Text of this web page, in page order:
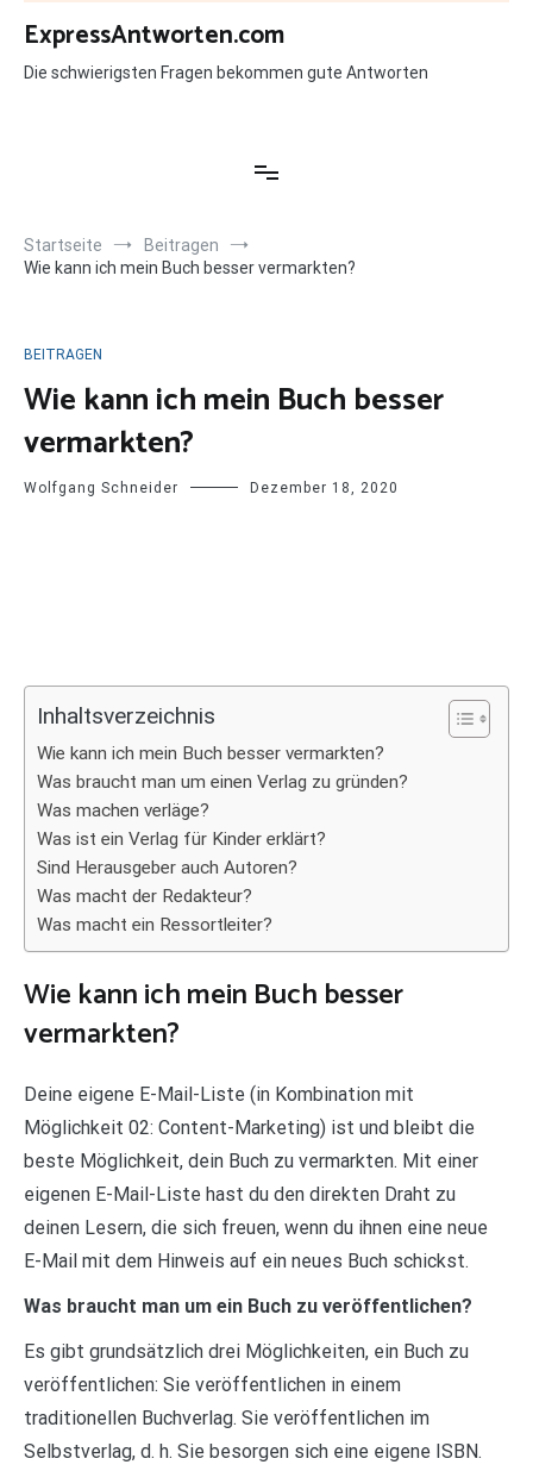
Zum
Inhalt
springen
ExpressAntworten.com
Die schwierigsten Fragen bekommen gute Antworten
Startseite
Beitragen
Wie kann ich mein Buch besser vermarkten?
BEITRAGEN
Wie kann ich mein Buch besser
vermarkten?
Wolfgang Schneider Dezember 18, 2020
Inhaltsverzeichnis
Wie kann ich mein Buch besser vermarkten?
Was braucht man um einen Verlag zu gründen?
Was machen verläge?
Was ist ein Verlag für Kinder erklärt?
Sind Herausgeber auch Autoren?
Was macht der Redakteur?
Was macht ein Ressortleiter?
Wie kann ich mein Buch besser
vermarkten?
Deine eigene E-Mail-Liste (in Kombination mit
Möglichkeit 02: Content-Marketing) ist und bleibt die
beste Möglichkeit, dein Buch zu vermarkten. Mit einer
eigenen E-Mail-Liste hast du den direkten Draht zu
deinen Lesern, die sich freuen, wenn du ihnen eine neue
E-Mail mit dem Hinweis auf ein neues Buch schickst.
Was braucht man um ein Buch zu veröffentlichen?
Es gibt grundsätzlich drei Möglichkeiten, ein Buch zu
veröffentlichen: Sie veröffentlichen in einem
traditionellen Buchverlag. Sie veröffentlichen im
Selbstverlag, d. h. Sie besorgen sich eine eigene ISBN.